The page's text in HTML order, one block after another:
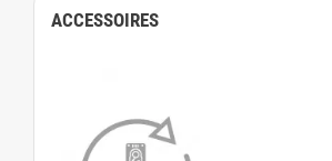
ACCESSOIRES